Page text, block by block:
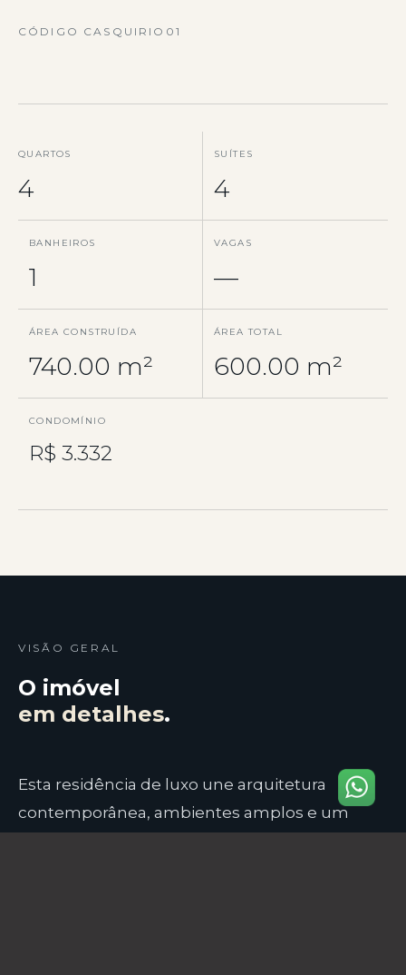
CÓDIGO CASQUIRIO01
QUARTOS
4
SUÍTES
4
BANHEIROS
1
VAGAS
—
ÁREA CONSTRUÍDA
740.00 m²
ÁREA TOTAL
600.00 m²
CONDOMÍNIO
R$ 3.332
VISÃO GERAL
O imóvel
em detalhes.
Esta residência de luxo une arquitetura
contemporânea, ambientes amplos e um